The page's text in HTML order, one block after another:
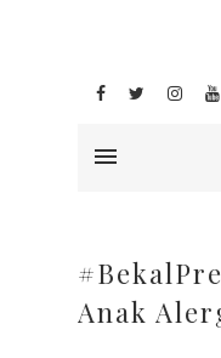
Anak